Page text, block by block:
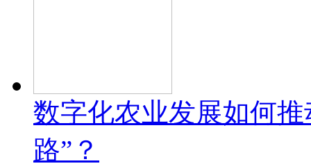
数字化农业发展如何
路”？